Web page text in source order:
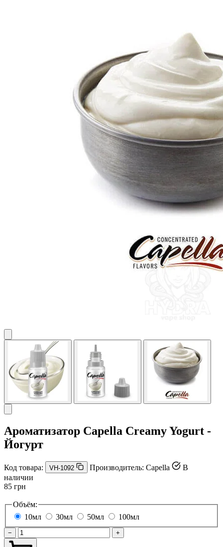
Ароматизатор Capella Creamy Yogurt -
Йогурт
Код товара: VH-1092 Производитель: Capella
В
наличии
85 грн
Объём:
10мл
30мл 50мл 100мл
− +